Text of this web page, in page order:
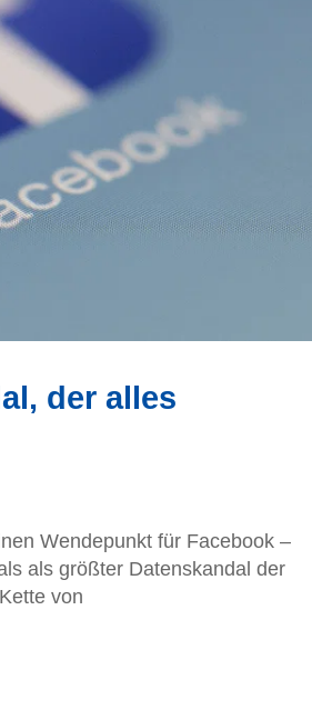
der alles
Wendepunkt für Facebook –
als größter Datenskandal der
von